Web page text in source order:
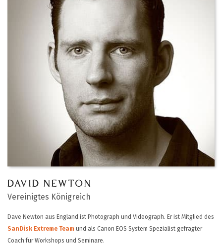
DAVID NEWTON
Vereinigtes Königreich
Dave Newton aus England ist Photograph und Videograph. Er ist Mitglied des
SanDisk Extreme Team und als Canon EOS System Spezialist gefragter
Coach für Workshops und Seminare.